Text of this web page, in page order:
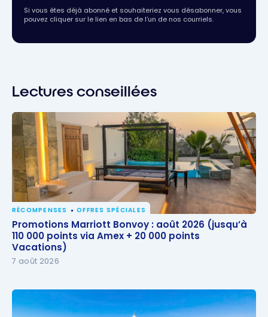
Si vous êtes déjà abonné et souhaiteriez vous désabonner, vous
pouvez cliquer sur le lien en bas de l’un de nos courriels.
Lectures conseillées
Promotions Marriott Bonvoy : août 2026 (jusqu’à
110 000 points via Amex + 20 000 points Vacations)
RÉCOMPENSES OFFRES SPÉCIALES
Promotions Marriott Bonvoy : août 2026 (jusqu’à
110 000 points via Amex + 20 000 points
Vacations)
7 août 2026